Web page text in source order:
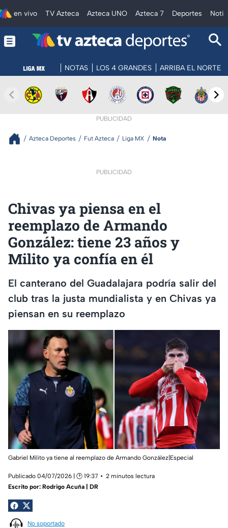
en vivo TV Azteca Azteca UNO Azteca 7 Deportes
NOTAS LOS 4 GRANDES ARRIBA EL NORTE
PUBLICIDAD
Azteca Deportes Fut Azteca Liga MX Nota
PUBLICIDAD
Chivas ya piensa en el
reemplazo de Armando
González: tiene 23 años y
Milito ya confía en él
El canterano del Guadalajara podría salir del
club tras la justa mundialista y en Chivas ya
piensan en su reemplazo
Gabriel Milito ya tiene al reemplazo de Armando González|Especial
Publicado 04/07/2026 | 🕑 19:37
2 minutos lectura
Escrito por: Rodrigo Acuña | DR
No soportado